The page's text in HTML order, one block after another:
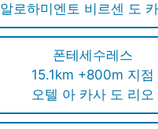
알로하미엔토 비르센 도
폰테세수레스
15.1km +800m 지점
오텔 아 카사 도 리오